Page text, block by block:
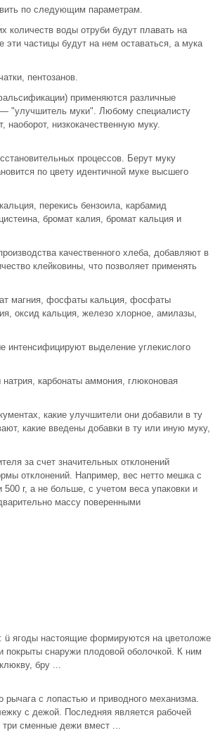
по следующим параметрам.
количеств воды отруби будут плавать на
эти частицы будут на нем оставаться, а мука
пентозанов.
применяются различные
"улучшитель муки". Любому специалисту
низкокачественную муку.
процессов. Берут муку
по цвету идентичной муке высшего
перекись бензоила, карбамид
бромат калия, бромат кальция и
качественного хлеба, добавляют в
клейковины, что позволяет применять
магния, фосфаты кальция, фосфаты
оксид кальция, железо хлорное, амилазы,
интенсифицируют выделение углекислого
карбонаты аммония, глюконовая
какие улучшители они добавили в ту
какие введены добавки в ту или иную муку,
за счет значительных отклонений
отклонений. Например, вес нетто мешка с
г, а не больше, с учетом веса упаковки и
массу поверенными
ü ягоды настоящие формируются на цветоложе
покрыты снаружи плодовой оболочкой. К ним
бру ...
с лопастью и приводного механизма.
с дежой. Последняя является рабочей
сменные дежи вмест ...